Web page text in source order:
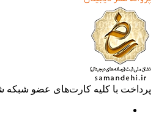
با کلیه کارت‌های عضو شبکه شتاب